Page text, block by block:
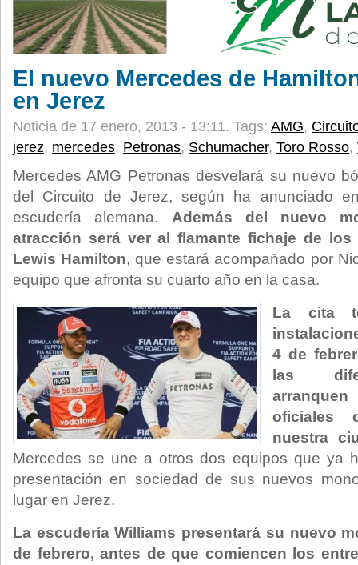
El nuevo Mercedes de
en Jerez
Noticia de 17 enero, 2013 - 13:11. Tags: AMG,
jerez, mercedes, Petronas, Schumacher, Toro Rosso,
Mercedes AMG Petronas desvelará su nuevo
del Circuito de Jerez, según ha anunciado
escudería alemana. Además del nuevo
atracción será ver al flamante fichaje de los
Lewis Hamilton, que estará acompañado por
equipo que afronta su cuarto año en la casa.
La cita
4 de
las
oficiales
nuestra
Mercedes se une a otros dos equipos que ya
presentación en sociedad de sus nuevos
lugar en Jerez.
La escudería Williams presentará su nuevo
de febrero, antes de que comiencen los